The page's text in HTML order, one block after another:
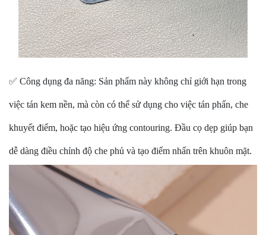
✅ Công dụng đa năng: Sản phẩm này không chỉ giới hạn trong
việc tán kem nền, mà còn có thể sử dụng cho việc tán phấn, che
khuyết điểm, hoặc tạo hiệu ứng contouring. Đầu cọ dẹp giúp bạn
dễ dàng điều chỉnh độ che phủ và tạo điểm nhấn trên khuôn mặt.